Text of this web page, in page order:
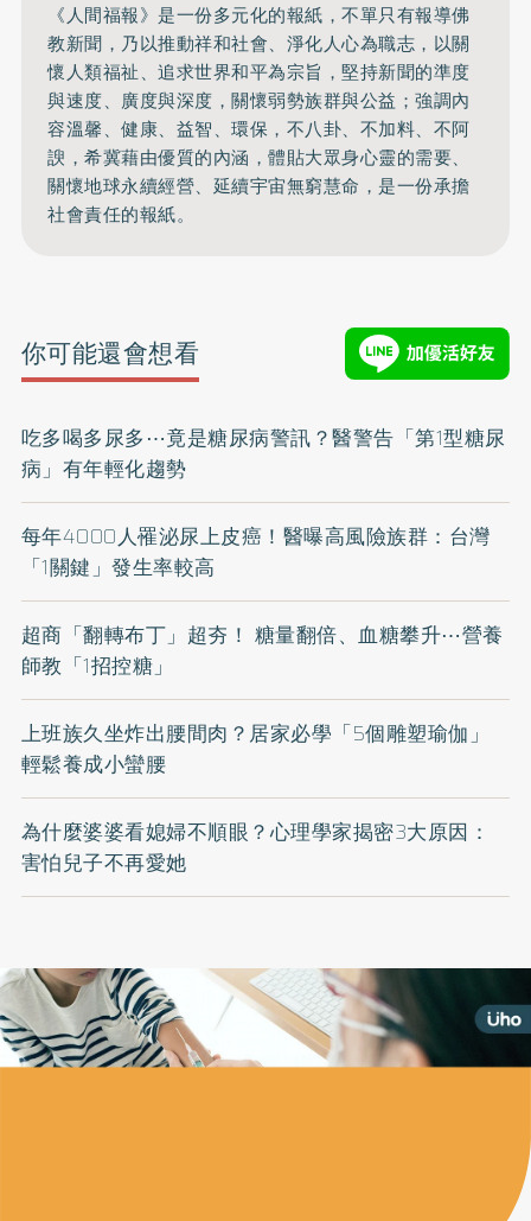
《人間福報》是一份多元化的報紙，不單只有報導佛
教新聞，乃以推動祥和社會、淨化人心為職志，以關
懷人類福祉、追求世界和平為宗旨，堅持新聞的準度
與速度、廣度與深度，關懷弱勢族群與公益；強調內
容溫馨、健康、益智、環保，不八卦、不加料、不阿
諛，希冀藉由優質的內涵，體貼大眾身心靈的需要、
關懷地球永續經營、延續宇宙無窮慧命，是一份承擔
社會責任的報紙。
你可能還會想看
吃多喝多尿多⋯竟是糖尿病警訊？醫警告「第1型糖尿
病」有年輕化趨勢
每年4000人罹泌尿上皮癌！醫曝高風險族群：台灣
「1關鍵」發生率較高
超商「翻轉布丁」超夯！ 糖量翻倍、血糖攀升⋯營養
師教「1招控糖」
上班族久坐炸出腰間肉？居家必學「5個雕塑瑜伽」
輕鬆養成小蠻腰
為什麼婆婆看媳婦不順眼？心理學家揭密3大原因：
害怕兒子不再愛她